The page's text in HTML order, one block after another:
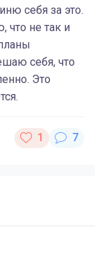
себя за это.
что не так и
себя, что
Это